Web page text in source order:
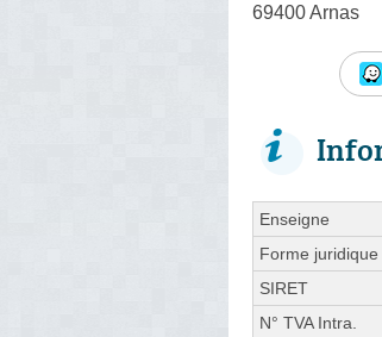
69400 Arnas
Enseigne
Forme juridique
SIRET
N° TVA Intra.